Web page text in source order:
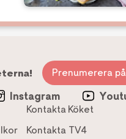
Prenumerera
Instagram
Kontakta Köket
Kontakta TV4